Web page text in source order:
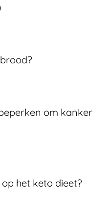
om kanker
het keto dieet?